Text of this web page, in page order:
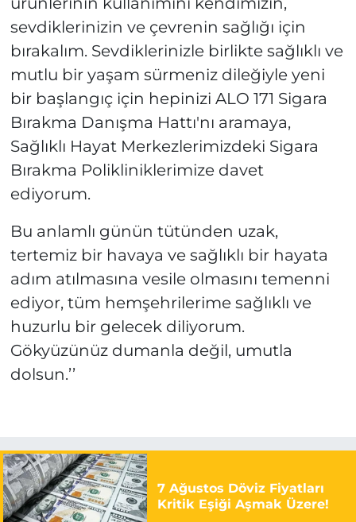
sevdiklerinizin ve çevrenin sağlığı için
bırakalım. Sevdiklerinizle birlikte sağlıklı ve
mutlu bir yaşam sürmeniz dileğiyle yeni
bir başlangıç için hepinizi ALO 171 Sigara
Bırakma Danışma Hattı'nı aramaya,
Sağlıklı Hayat Merkezlerimizdeki Sigara
Bırakma Polikliniklerimize davet
ediyorum.
Bu anlamlı günün tütünden uzak,
tertemiz bir havaya ve sağlıklı bir hayata
adım atılmasına vesile olmasını temenni
ediyor, tüm hemşehrilerime sağlıklı ve
huzurlu bir gelecek diliyorum.
Gökyüzünüz dumanla değil, umutla
dolsun.’’
7 Ağustos Döviz Fiyatları
Kritik Eşiği Aşmak Üzere!